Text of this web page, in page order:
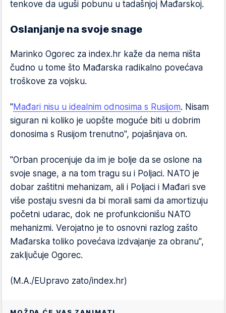
tenkove da uguši pobunu u tadašnjoj Mađarskoj.
Oslanjanje na svoje snage
Marinko Ogorec za index.hr kaže da nema ništa
čudno u tome što Mađarska radikalno povećava
troškove za vojsku.
"Mađari nisu u idealnim odnosima s Rusijom. Nisam
siguran ni koliko je uopšte moguće biti u dobrim
donosima s Rusijom trenutno", pojašnjava on.
"Orban procenjuje da im je bolje da se oslone na
svoje snage, a na tom tragu su i Poljaci. NATO je
dobar zaštitni mehanizam, ali i Poljaci i Mađari sve
više postaju svesni da bi morali sami da amortizuju
početni udarac, dok ne profunkcionišu NATO
mehanizmi. Verojatno je to osnovni razlog zašto
Mađarska toliko povećava izdvajanje za obranu",
zaključuje Ogorec.
(M.A./EUpravo zato/index.hr)